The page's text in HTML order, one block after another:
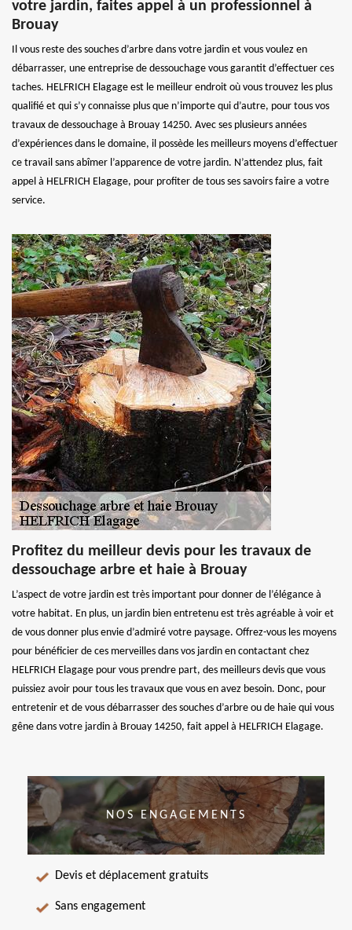
votre jardin, faites appel à un professionnel à
Brouay
Il vous reste des souches d’arbre dans votre jardin et vous voulez en
débarrasser, une entreprise de dessouchage vous garantit d’effectuer ces
taches. HELFRICH Elagage est le meilleur endroit où vous trouvez les plus
qualifié et qui s’y connaisse plus que n’importe qui d’autre, pour tous vos
travaux de dessouchage à Brouay 14250. Avec ses plusieurs années
d’expériences dans le domaine, il possède les meilleurs moyens d’effectuer
ce travail sans abîmer l’apparence de votre jardin. N’attendez plus, fait
appel à HELFRICH Elagage, pour profiter de tous ses savoirs faire a votre
service.
Profitez du meilleur devis pour les travaux de
dessouchage arbre et haie à Brouay
L’aspect de votre jardin est très important pour donner de l’élégance à
votre habitat. En plus, un jardin bien entretenu est très agréable à voir et
de vous donner plus envie d’admiré votre paysage. Offrez-vous les moyens
pour bénéficier de ces merveilles dans vos jardin en contactant chez
HELFRICH Elagage pour vous prendre part, des meilleurs devis que vous
puissiez avoir pour tous les travaux que vous en avez besoin. Donc, pour
entretenir et de vous débarrasser des souches d’arbre ou de haie qui vous
gêne dans votre jardin à Brouay 14250, fait appel à HELFRICH Elagage.
NOS ENGAGEMENTS
Devis et déplacement gratuits
Sans engagement